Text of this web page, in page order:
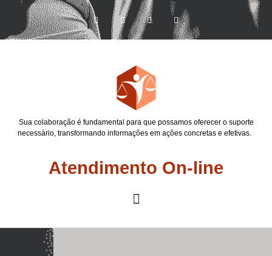
Sua colaboração é fundamental para que possamos oferecer o suporte
necessário, transformando informações em ações concretas e efetivas.
Atendimento On-line